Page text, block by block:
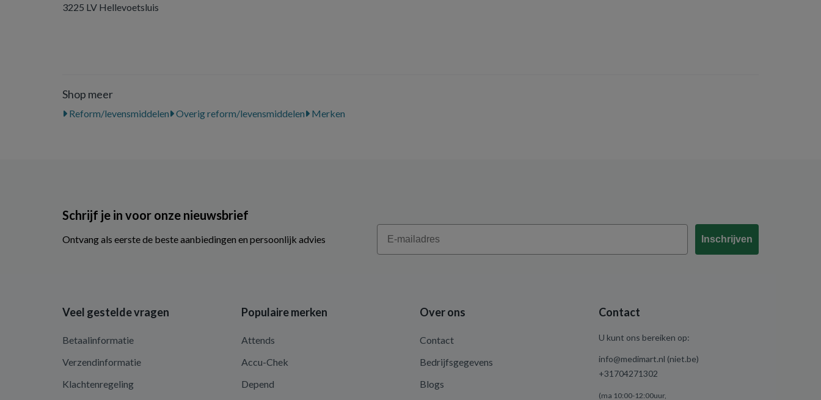
3225 LV Hellevoetsluis
Shop meer
Reform/levensmiddelen Overig reform/levensmiddelen Merken
Schrijf je in voor onze nieuwsbrief
Ontvang als eerste de beste aanbiedingen en persoonlijk advies
Email
Inschrijven
Veel gestelde vragen
Betaalinformatie
Verzendinformatie
Klachtenregeling
Populaire merken
Attends
Accu-Chek
Depend
Over ons
Contact
Bedrijfsgegevens
Blogs
Contact
U kunt ons bereiken op:
info@medimart.nl (niet.be)
+31704271302
(ma 10:00-12:00uur,